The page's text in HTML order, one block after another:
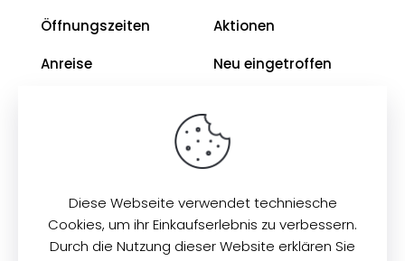
Öffnungszeiten
Anreise
Datenschutz
Aktionen
Neu eingetroffen
Diese Webseite verwendet techniesche
Cookies, um ihr Einkaufserlebnis zu verbessern.
Durch die Nutzung dieser Website erklären Sie